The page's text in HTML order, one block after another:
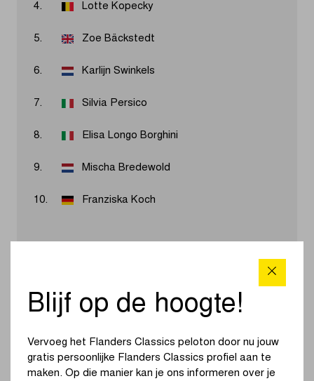
4. Lotte Kopecky
5. Zoe Bäckstedt
6. Karlijn Swinkels
7. Silvia Persico
8. Elisa Longo Borghini
9. Mischa Bredewold
10. Franziska Koch
Demi Vollering heeft voor het eerst in haar carrière de
Ronde van Vlaanderen gewonnen. De Europese
versnelling op de Oude Kwaremont. Pauline Ferrand-
Prévot haalde het in de sprint voor plaats twee van Puck
Pieterse.
Blijf op de hoogte!
Vervoeg het Flanders Classics peloton door nu jouw
gratis persoonlijke Flanders Classics profiel aan te
maken. Op die manier kan je ons informeren over je